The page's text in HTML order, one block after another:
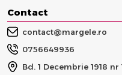
Contact
contact@margele.ro
0756649936
Bd. 1 Decembrie 1918